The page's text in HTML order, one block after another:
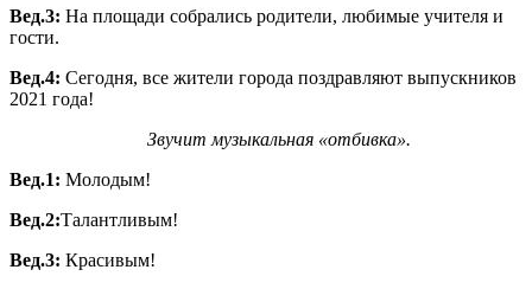
Вед.3: На площади собрались родители, любимые учителя и
гости.
Вед.4: Сегодня, все жители города поздравляют выпускников
2021 года!
Звучит музыкальная «отбивка».
Вед.1: Молодым!
Вед.2:Талантливым!
Вед.3: Красивым!